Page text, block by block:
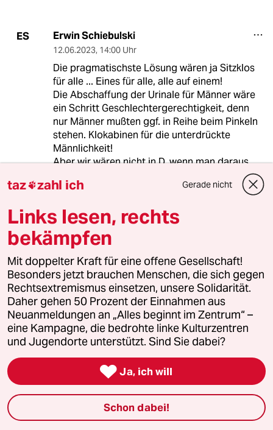
ES Erwin Schiebulski
12.06.2023, 14:00 Uhr
Die pragmatischste Lösung wären ja Sitzklos
für alle ... Eines für alle, alle auf einem!
Die Abschaffung der Urinale für Männer wäre
ein Schritt Geschlechtergerechtigkeit, denn
nur Männer mußten ggf. in Reihe beim Pinkeln
stehen. Klokabinen für die unterdrückte
Männlichkeit!
Aber wir wären nicht in D, wenn man daraus
erfassbares Problem machen würde.
R R.I.P.
12.06.2023 19:30 Uhr
@Erwin Schiebulski:
Ganz ideologiefrei betrachtet ist die
Pissrinne die preiswerteste Lösung
und entlastet auch die :innen-
tauglichen Aborte.
12.06.2023,13:36 Uhr
Ah, damit keine Fehlnutzung passiert, fehlen
unsere barrierefreien Toiletten gleich ganz. Wo
taz zahl ich Gerade nicht
Links lesen, rechts
bekämpfen
Mit doppelter Kraft für eine offene Gesellschaft!
Besonders jetzt brauchen Menschen, die sich gegen
Rechtsextremismus einsetzen, unsere Solidarität.
Daher gehen 50 Prozent der Einnahmen aus
Neuanmeldungen an „Alles beginnt im Zentrum“ –
eine Kampagne, die bedrohte linke Kulturzentren
und Jugendorte unterstützt. Sind Sie dabei?
 Ja, ich will
Schon dabei!